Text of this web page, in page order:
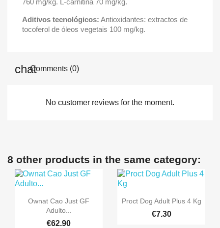
Aditivos tecnológicos: Antioxidantes: extractos de
tocoferol de óleos vegetais 100 mg/kg.
Comments (0)
No customer reviews for the moment.
8 other products in the same category:
 Quick view
Ownat Cao Just GF
Adulto...
€62.90
 Quick view
Proct Dog Adult Plus 4 Kg
€7.30